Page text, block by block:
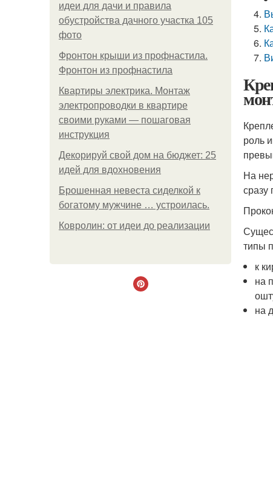
идеи для дачи и правила
обустройства дачного участка 105
фото
Фронтон крыши из профнастила.
Фронтон из профнастила
Квартиры электрика. Монтаж
электропроводки в квартире
своими руками — пошаговая
инструкция
Декорируй свой дом на бюджет: 25
идей для вдохновения
Брошенная невеста сиделкой к
богатому мужчине … устроилась.
Ковролин: от идеи до реализации
роль
На
типы
к
на
на